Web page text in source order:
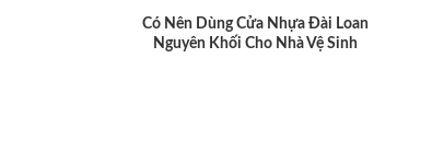
Có Nên Dùng Cửa Nhựa Đài Loan
Nguyên Khối Cho Nhà Vệ Sinh